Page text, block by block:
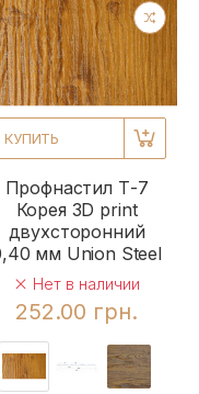
КУПИТЬ
Профнастил Т-7
Корея 3D print
двухсторонний
мм Union Steel
Нет в наличии
252.00 грн.